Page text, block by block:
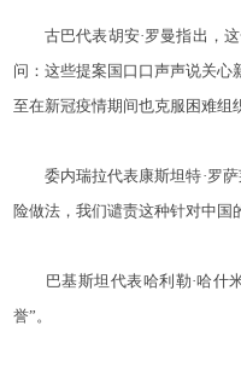
古巴代表胡安·罗曼指出，这
问：这些提案国口口声声说关
至在新冠疫情期间也克服困难组
委内瑞拉代表康斯坦特·罗萨
险做法，我们谴责这种针对中国
巴基斯坦代表哈利勒·哈什米
誉”。